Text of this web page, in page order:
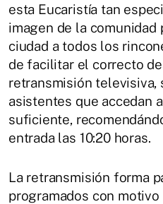
esta Eucaristía tan
imagen de la comunidad
ciudad a todos los
de facilitar el correcto
retransmisión televisiva,
asistentes que accedan
suficiente,
entrada las 10:20 horas.
La retransmisión forma
programados con